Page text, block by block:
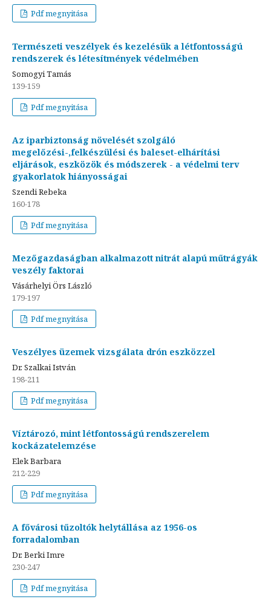
Pdf megnyitása
Természeti veszélyek és kezelésük a létfontosságú
rendszerek és létesítmények védelmében
Somogyi Tamás
139-159
Pdf megnyitása
Az iparbiztonság növelését szolgáló
megelőzési-,felkészülési és baleset-elhárítási
eljárások, eszközök és módszerek - a védelmi terv
gyakorlatok hiányosságai
Szendi Rebeka
160-178
Pdf megnyitása
Mezőgazdaságban alkalmazott nitrát alapú műtrágyák
veszély faktorai
Vásárhelyi Örs László
179-197
Pdf megnyitása
Veszélyes üzemek vizsgálata drón eszközzel
Dr. Szalkai István
198-211
Pdf megnyitása
Víztározó, mint létfontosságú rendszerelem
kockázatelemzése
Elek Barbara
212-229
Pdf megnyitása
A fővárosi tűzoltók helytállása az 1956-os
forradalomban
Dr. Berki Imre
230-247
Pdf megnyitása